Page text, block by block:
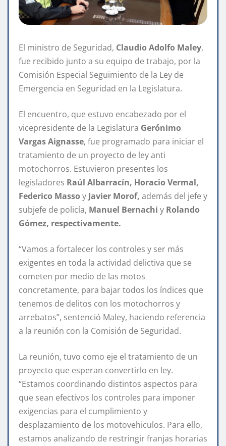
El ministro de Seguridad, Claudio Adolfo Maley,
fue recibido junto a su equipo de trabajo, por la
Comisión Especial Seguimiento de la Ley de
Emergencia en Seguridad en la Legislatura.
El encuentro, que estuvo encabezado por el
vicepresidente de la Legislatura Gerónimo
Vargas Aignasse, fue programado para iniciar el
tratamiento de un proyecto de ley anti
motochorros. Estuvieron presentes los
legisladores Raúl Albarracín, Horacio Vermal,
Federico Masso y Javier Morof, además del jefe y
subjefe de policía, Manuel Bernachi y Rolando
Gómez, respectivamente.
“Vamos a fortalecer los controles y ser más
exigentes en toda la actividad delictiva que se
cometen por medio de las motos
concretamente, para bajar todos los índices que
tenemos de delitos con los motochorros y
arrebatos”, sentenció Maley, haciendo referencia
a la reunión con la Comisión de Seguridad.
La reunión, tuvo como eje el tratamiento de un
proyecto que esperan convertirlo en ley.
“Estamos coordinando distintos aspectos para
que sean efectivos los controles para imponer
exigencias para el cumplimiento y
desplazamiento de los motovehiculos. Para ello,
estamos analizando de restringir franjas horarias